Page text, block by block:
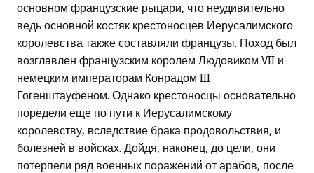
основном французские рыцари, что неудивительно
ведь основной костяк крестоносцев Иерусалимского
королевства также составляли французы. Поход был
возглавлен французским королем Людовиком VII и
немецким императорам Конрадом III
Гогенштауфеном. Однако крестоносцы основательно
поредели еще по пути к Иерусалимскому
королевству, вследствие брака продовольствия, и
болезней в войсках. Дойдя, наконец, до цели, они
потерпели ряд военных поражений от арабов, после